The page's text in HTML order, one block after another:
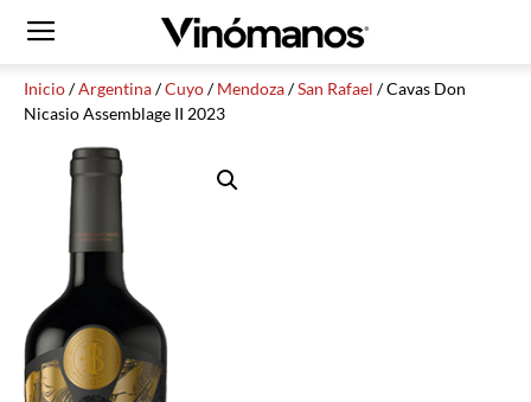
Inicio/Argentina/Cuyo/Mendoza/San Rafael / Cavas Don
Nicasio Assemblage II 2023